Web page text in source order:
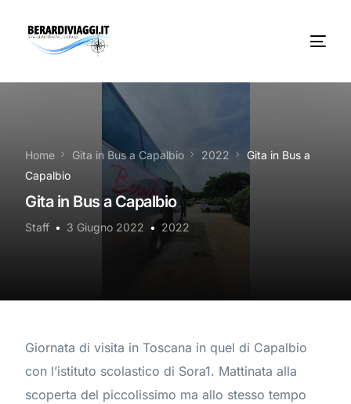
Home Gita in Bus a Capalbio 2022
Gita in Bus a
Capalbio
Gita in Bus a Capalbio
Staff 3 Giugno 2022 2022
Giornata di visita in Toscana in quel di Capalbio
con l’istituto scolastico di Sora1. Mattinata alla
scoperta del piccolissimo ma allo stesso tempo
Noleggio
Autobus servizi
Vacanze Viaggi Frosinone
News